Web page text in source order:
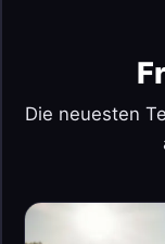
Die neuesten